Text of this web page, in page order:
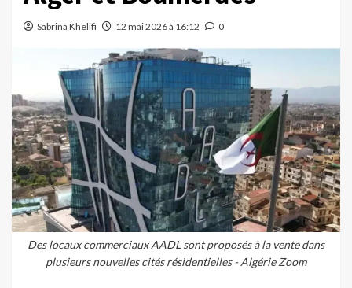
Sabrina Khelifi 12 mai 2026 à 16:12 0
Des locaux commerciaux AADL sont proposés à la vente dans
plusieurs nouvelles cités résidentielles - Algérie Zoom